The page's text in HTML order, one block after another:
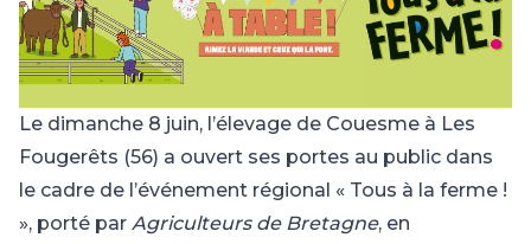
Le dimanche 8 juin, l’élevage de Couesme à Les
Fougerêts (56) a ouvert ses portes au public dans
le cadre de l’événement régional « Tous à la ferme !
», porté par Agriculteurs de Bretagne, en